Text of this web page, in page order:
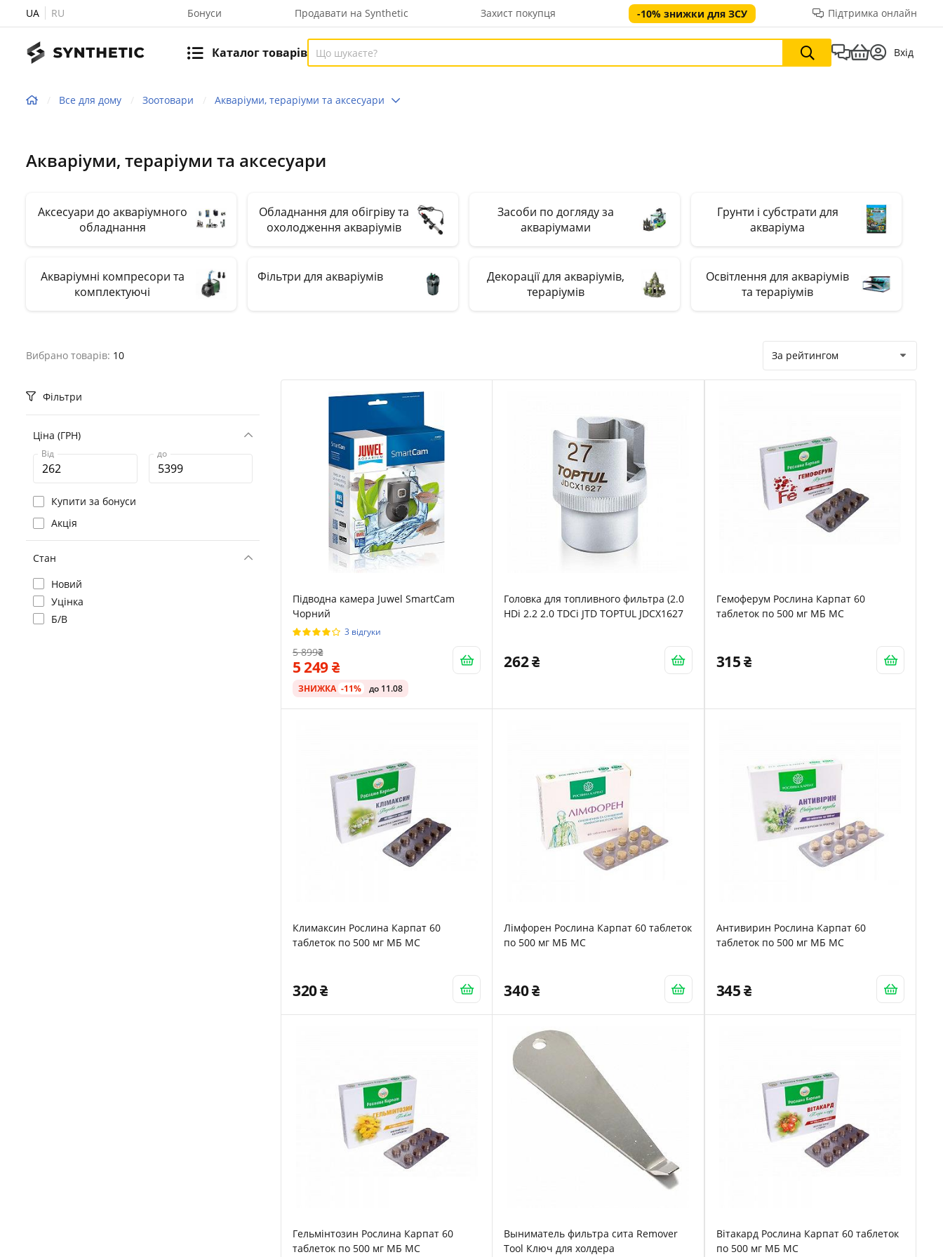
UA RU Бонуси Продавати на Synthetic Захист покупця -10% знижки для ЗСУ Підтримка онлайн
Каталог товарів Вхід
Все для дому Зоотовари Акваріуми, тераріуми та аксесуари
Акваріуми, тераріуми та аксесуари
Аксесуари до акваріумного
обладнання
Обладнання для обігріву та
охолодження акваріумів
Засоби по догляду за
акваріумами
Грунти і субстрати для
акваріума
Акваріумні компресори та
комплектуючі
Фільтри для акваріумів
Декорації для акваріумів,
тераріумів
Освітлення для акваріумів
та тераріумів
Вибрано товарів: 10 За рейтингом
Фільтри
Ціна (ГРН)
Від до
Купити за бонуси
Акція
Стан
Новий
Уцінка
Б/В
Підводна камера Juwel SmartCam
Чорний
3 відгуки
5 899
5 249
ЗНИЖКА -11% до 11.08
Головка для топливного фильтра (2.0
HDi 2.2 2.0 TDCi JTD TOPTUL JDCX1627
262
Гемоферум Рослина Карпат 60
таблеток по 500 мг МБ МС
315
Климаксин Рослина Карпат 60
таблеток по 500 мг МБ МС
320
Лімфорен Рослина Карпат 60 таблеток
по 500 мг МБ МС
340
Антивирин Рослина Карпат 60
таблеток по 500 мг МБ МС
345
Гельмінтозин Рослина Карпат 60
таблеток по 500 мг МБ МС
Выниматель фильтра сита Remover
Tool Ключ для холдера
Вітакард Рослина Карпат 60 таблеток
по 500 мг МБ МС